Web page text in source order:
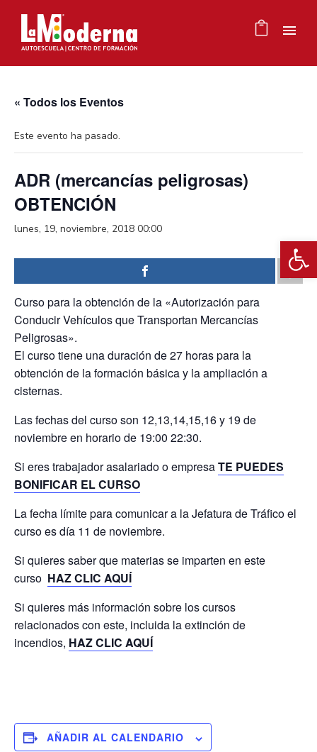
« Todos los Eventos
Este evento ha pasado.
ADR (mercancías peligrosas)
OBTENCIÓN
lunes, 19, noviembre, 2018 00:00
Curso para la obtención de la «Autorización para
Conducir Vehículos que Transportan Mercancías
Peligrosas».
El curso tiene una duración de 27 horas para la
obtención de la formación básica y la ampliación a
cisternas.
Las fechas del curso son 12,13,14,15,16 y 19 de
noviembre en horario de 19:00 22:30.
Si eres trabajador asalariado o empresaTE PUEDES
BONIFICAR EL CURSO
La fecha límite para comunicar a la Jefatura de Tráfico el
curso es día 11 de noviembre.
Si quieres saber que materias se imparten en este
curso HAZ CLIC AQUÍ
Si quieres más información sobre los cursos
relacionados con este, incluida la extinción de
incendios, HAZ CLIC AQUÍ
AÑADIR AL CALENDARIO